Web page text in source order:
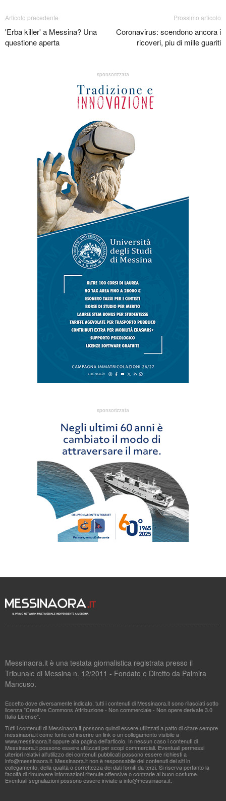
Articolo precedente
'Erba killer' a Messina? Una
questione aperta
Prossimo articolo
Coronavirus: scendono ancora i
ricoveri, piu di mille guariti
sponsorizzata
sponsorizzata
Messinaora.it è una testata giornalistica registrata presso il
Tribunale di Messina n. 12/2011 - Fondato e Diretto da Palmira
Mancuso.
Eccetto dove diversamente indicato, tutti i contenuti di Messinaora.it sono rilasciati sotto
licenza "Creative Commons Attribuzione - Non commerciale - Non opere derivate 3.0
Italia License".
Tutti i contenuti di Messinaora.it possono quindi essere utilizzati a patto di citare sempre
messinaora.it come fonte ed inserire un link o un collegamento visibile a
www.messinaora.it oppure alla pagina dell'articolo. In nessun caso i contenuti di
Messinaora.it possono essere utilizzati per scopi commerciali. Eventuali permessi
ulteriori relativi all'utilizzo dei contenuti pubblicati possono essere richiesti a
info@messinaora.it . Messinaora.it non è responsabile dei contenuti dei siti in
collegamento, della qualità o correttezza dei dati forniti da terzi. Si riserva pertanto la
facoltà di rimuovere informazioni ritenute offensive o contrarie al buon costume.
Eventuali segnalazioni possono essere inviate ainfo@messinaora.it